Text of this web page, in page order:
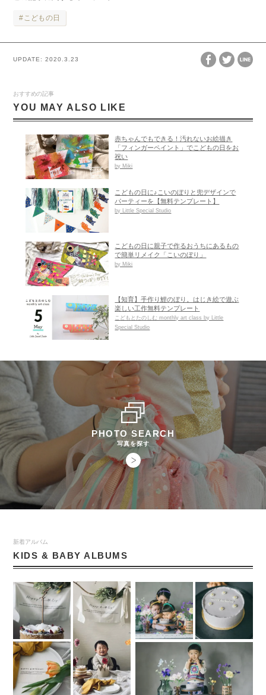
こどもの日
UPDATE:2020.3.23
おすすめの記事
YOU MAY ALSO LIKE
赤ちゃんでもできる！汚れないお絵描き
「フィンガーペイント」でこどもの日をお
祝い
by Miki
こどもの日に♪こいのぼりと兜デザインで
パーティーを【無料テンプレート】
by Little Special Studio
こどもの日に親子で作るおうちにあるもの
で簡単リメイク「こいのぼり」
by Miki
【知育】手作り鯉のぼり。はじき絵で遊ぶ
楽しい工作無料テンプレート
こどもとたのしむ monthly art class by Little
Special Studio
PHOTO SEARCH
写真を探す
新着アルバム
KIDS & BABY ALBUMS